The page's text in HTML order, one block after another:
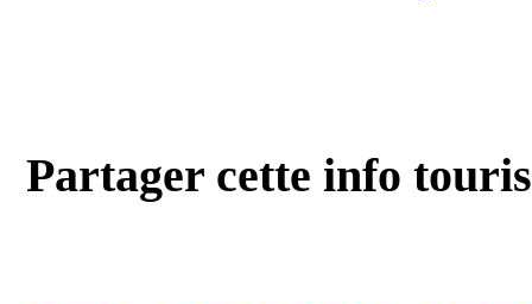
Partager cette info